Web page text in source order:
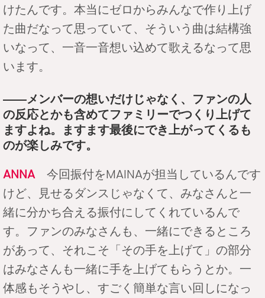
けたんです。本当にゼロからみんなで作り上げ
た曲だなって思っていて、そういう曲は結構強
いなって、一音一音想い込めて歌えるなって思
います。
――メンバーの想いだけじゃなく、ファンの人
の反応とかも含めてファミリーでつくり上げて
ますよね。ますます最後にでき上がってくるも
のが楽しみです。
ANNA今回振付をMAINAが担当しているんです
けど、見せるダンスじゃなくて、みなさんと一
緒に分かち合える振付にしてくれているんで
す。ファンのみなさんも、一緒にできるところ
があって、それこそ「その手を上げて」の部分
はみなさんも一緒に手を上げてもらうとか。一
体感もそうやし、すごく簡単な言い回しになっ